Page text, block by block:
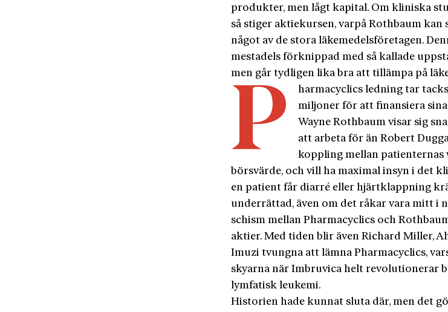
produkter, men lågt kapital. Om kliniska
så stiger aktiekursen, varpå Rothbaum kan
något av de stora läkemedelsföretagen.
mestadels förknippad med så kallade
men går tydligen lika bra att tillämpa på
P
harmacyclics ledning tar
miljoner för att finansiera
Wayne Rothbaum visar sig
att arbeta för än Robert
koppling mellan patienternas
börsvärde, och vill ha maximal insyn i det
en patient får diarré eller hjärtklappning
underrättad, även om det råkar vara mitt i
schism mellan Pharmacyclics och
aktier. Med tiden blir även Richard Miller,
Imuzi tvungna att lämna Pharmacyclics,
skyarna när Imbruvica helt revolutionerar
lymfatisk leukemi.
Historien hade kunnat sluta där, men det